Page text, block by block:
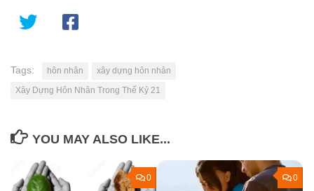
Tags: hôn nhân
xây dựng hôn nhân
Xây Dựng Hôn Nhân Trong Thế Kỷ 21
YOU MAY ALSO LIKE...
0 0